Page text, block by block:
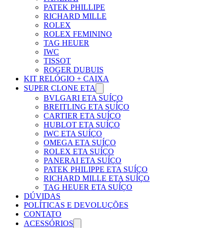
PATEK PHILLIPE
RICHARD MILLE
ROLEX
ROLEX FEMININO
TAG HEUER
IWC
TISSOT
ROGER DUBUIS
KIT RELÓGIO + CAIXA
SUPER CLONE ETA
BVLGARI ETA SUÍÇO
BREITLING ETA SUÍÇO
CARTIER ETA SUÍÇO
HUBLOT ETA SUÍÇO
IWC ETA SUÍÇO
OMEGA ETA SUÍÇO
ROLEX ETA SUÍÇO
PANERAI ETA SUÍÇO
PATEK PHILIPPE ETA SUÍÇO
RICHARD MILLE ETA SUÍÇO
TAG HEUER ETA SUÍÇO
DÚVIDAS
POLÍTICAS E DEVOLUÇÕES
CONTATO
ACESSÓRIOS